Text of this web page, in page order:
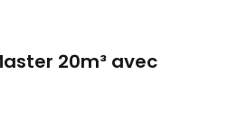
20m³ avec